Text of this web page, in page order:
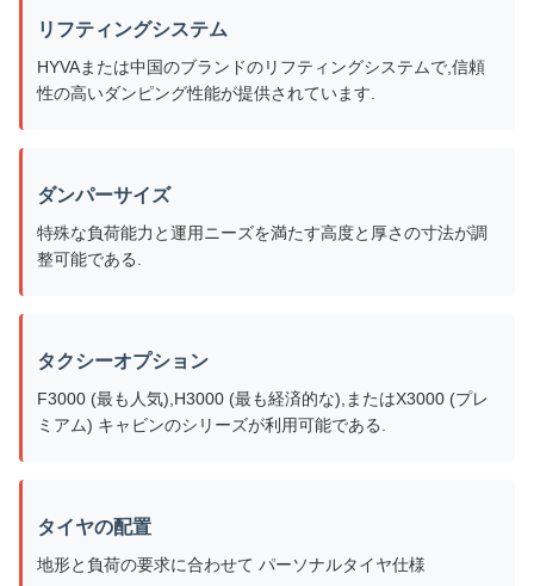
リフティングシステム
HYVAまたは中国のブランドのリフティングシステムで,信頼
性の高いダンピング性能が提供されています.
ダンパーサイズ
特殊な負荷能力と運用ニーズを満たす高度と厚さの寸法が調
整可能である.
タクシーオプション
F3000 (最も人気),H3000 (最も経済的な),またはX3000 (プレ
ミアム) キャビンのシリーズが利用可能である.
タイヤの配置
地形と負荷の要求に合わせて パーソナルタイヤ仕様